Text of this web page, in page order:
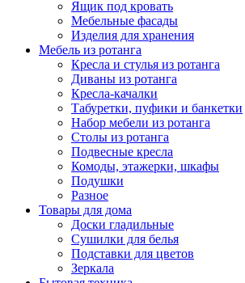
Ящик под кровать
Мебельные фасады
Изделия для хранения
Мебель из ротанга
Кресла и стулья из ротанга
Диваны из ротанга
Кресла-качалки
Табуретки, пуфики и банкетки
Набор мебели из ротанга
Столы из ротанга
Подвесные кресла
Комоды, этажерки, шкафы
Подушки
Разное
Товары для дома
Доски гладильные
Сушилки для белья
Подставки для цветов
Зеркала